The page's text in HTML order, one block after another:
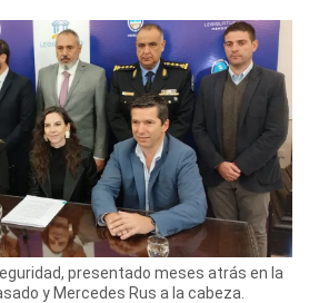
presentado meses atrás en la
y Mercedes Rus a la cabeza.